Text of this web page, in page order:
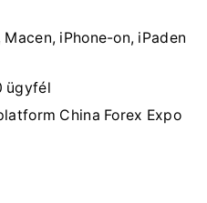
iPhone-on, iPaden
ügyfél
China Forex Expo